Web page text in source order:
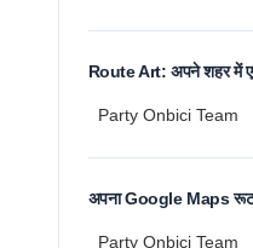
Route Art: अपने शहर में
Party Onbici Team
अपना Google Maps
Party Onbici Team